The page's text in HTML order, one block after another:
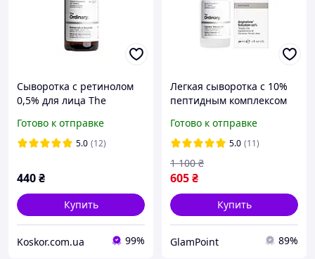
Сыворотка с ретинолом
0,5% для лица The
Squalane, оригинал
Готово к отправке
5.0 (12)
440₴
Купить
Koskor.com.ua 99%
Легкая сыворотка с 10%
пептидным комплексом
- Argireline Solution 10%
Готово к отправке
5.0 (11)
605₴
1 100 ₴
Купить
GlamPoint 89%